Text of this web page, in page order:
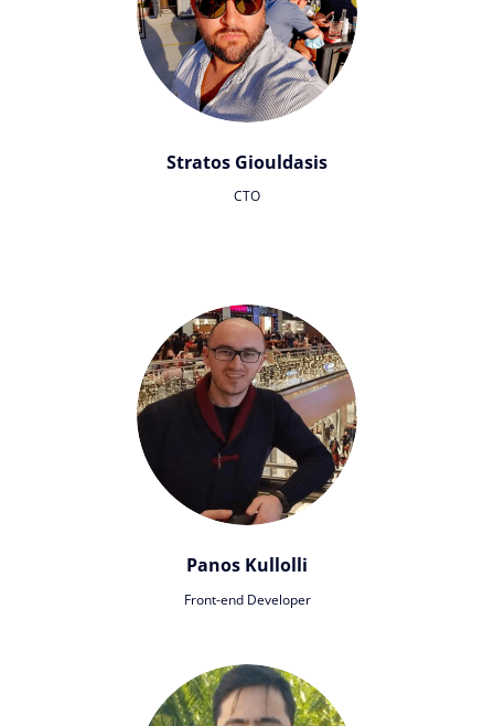
Stratos Giouldasis
CTO
Panos Kullolli
Front-end Developer